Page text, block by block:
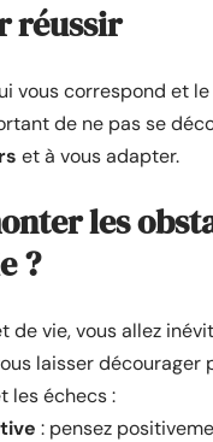
réussir
vous correspond et
de ne pas se
et à vous adapter.
les
?
de vie, vous allez
laisser
les échecs :
: pensez